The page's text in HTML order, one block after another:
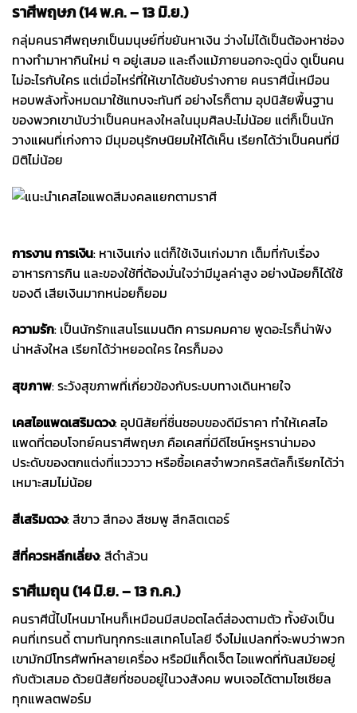
ราศีพฤษภ (14 พ.ค. – 13 มิ.ย.)
กลุ่มคนราศีพฤษภเป็นมนุษย์ที่ขยันหาเงิน ว่างไม่ได้เป็นต้องหาช่อง
ทางทำมาหากินใหม่ ๆ อยู่เสมอ และถึงแม้ภายนอกจะดูนิ่ง ดูเป็นคน
ไม่อะไรกับใคร แต่เมื่อไหร่ที่ให้เขาได้ขยับร่างกาย คนราศีนี้เหมือน
หอบพลังทั้งหมดมาใช้แทบจะทันที อย่างไรก็ตาม อุปนิสัยพื้นฐาน
ของพวกเขานับว่าเป็นคนหลงใหลในมุมศิลปะไม่น้อย แต่ก็เป็นนัก
วางแผนที่เก่งกาจ มีมุมอนุรักษนิยมให้ได้เห็น เรียกได้ว่าเป็นคนที่มี
มิติไม่น้อย
การงาน การเงิน: หาเงินเก่ง แต่ก็ใช้เงินเก่งมาก เต็มที่กับเรื่อง
อาหารการกิน และของใช้ที่ต้องมั่นใจว่ามีมูลค่าสูง อย่างน้อยก็ได้ใช้
ของดี เสียเงินมากหน่อยก็ยอม
ความรัก: เป็นนักรักแสนโรแมนติก คารมคมคาย พูดอะไรก็น่าฟัง
น่าหลังใหล เรียกได้ว่าหยอดใคร ใครก็มอง
สุขภาพ: ระวังสุขภาพที่เกี่ยวข้องกับระบบทางเดินหายใจ
เคสไอแพดเสริมดวง: อุปนิสัยที่ชื่นชอบของดีมีราคา ทำให้เคสไอ
แพดที่ตอบโจทย์คนราศีพฤษภ คือเคสที่มีดีไซน์หรูหราน่ามอง
ประดับของตกแต่งที่แวววาว หรือซื้อเคสจำพวกคริสตัลก็เรียกได้ว่า
เหมาะสมไม่น้อย
สีเสริมดวง: สีขาว สีทอง สีชมพู สีกลิตเตอร์
สีที่ควรหลีกเลี่ยง: สีดำล้วน
ราศีเมถุน (14 มิ.ย. – 13 ก.ค.)
คนราศีนี้ไปไหนมาไหนก็เหมือนมีสปอตไลต์ส่องตามตัว ทั้งยังเป็น
คนที่เทรนดี้ ตามทันทุกกระแสเทคโนโลยี จึงไม่แปลกที่จะพบว่าพวก
เขามักมีโทรศัพท์หลายเครื่อง หรือมีแก็ดเจ็ต ไอแพดที่ทันสมัยอยู่
กับตัวเสมอ ด้วยนิสัยที่ชอบอยู่ในวงสังคม พบเจอได้ตามโซเชียล
ทุกแพลตฟอร์ม